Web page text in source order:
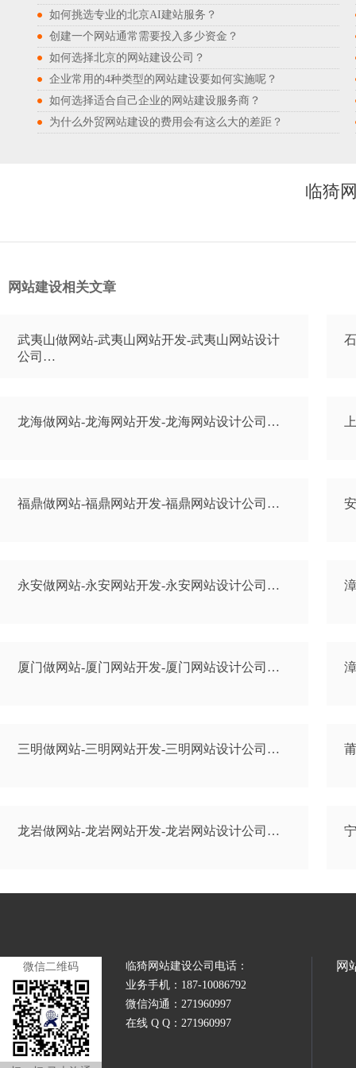
如何挑选专业的北京AI建站服务？
创建一个网站通常需要投入多少资金？
如何选择北京的网站建设公司？
企业常用的4种类型的网站建设要如何实施呢？
如何选择适合自己企业的网站建设服务商？
为什么外贸网站建设的费用会有这么大的差距？
临猗
网站建设相关文章
武夷山做网站-武夷山网站开发-武夷山网站设计
公司…
龙海做网站-龙海网站开发-龙海网站设计公司…
福鼎做网站-福鼎网站开发-福鼎网站设计公司…
永安做网站-永安网站开发-永安网站设计公司…
厦门做网站-厦门网站开发-厦门网站设计公司…
三明做网站-三明网站开发-三明网站设计公司…
龙岩做网站-龙岩网站开发-龙岩网站设计公司…
微信二维码
临猗网站建设公司电话：
业务手机：187-10086792
微信沟通：271960997
在线 Q Q：271960997
网